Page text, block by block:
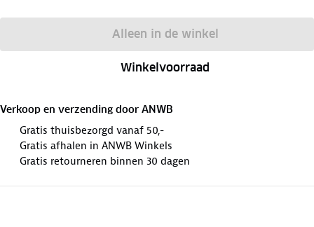
Alleen in de winkel
Winkelvoorraad
Verkoop en verzending door ANWB
Gratis thuisbezorgd vanaf 50,-
Gratis afhalen in ANWB Winkels
Gratis retourneren binnen 30 dagen